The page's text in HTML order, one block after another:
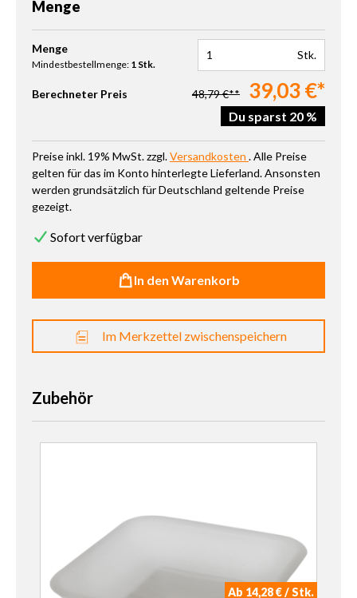
Menge
Produkt Anzahl: Gib den gewünschten Wert ein oder benutze
Menge
Mindestbestellmenge: 1 Stk.
Stk.
Berechneter Preis 48,79 €** 39,03 €*
Du sparst 20 %
Preise inkl. 19% MwSt. zzgl.Versandkosten . Alle Preise
gelten für das im Konto hinterlegte Lieferland. Ansonsten
werden grundsätzlich für Deutschland geltende Preise
gezeigt.
Sofort verfügbar
In den Warenkorb
Im Merkzettel zwischenspeichern
Zubehör
Ab 14,28 € / Stk.